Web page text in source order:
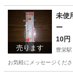
新潟 新潟市 豊栄
売ります
未使用
ー
10円
豊栄駅
お気軽にメッセージくだ